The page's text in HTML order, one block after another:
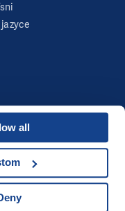
all
by
Brtníček